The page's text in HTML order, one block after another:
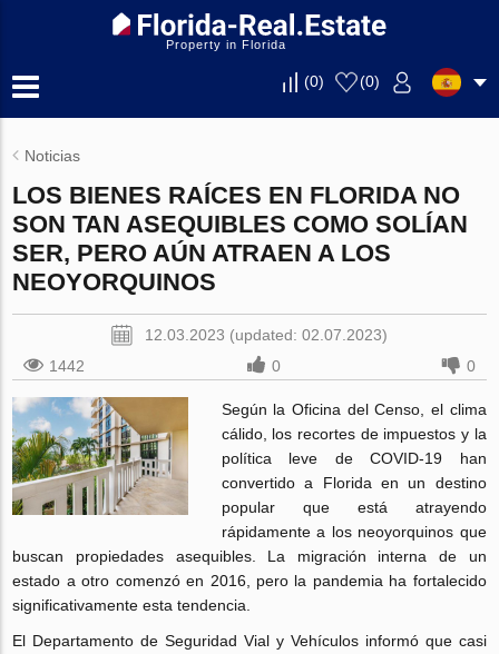
Property in Florida
(0) (0)
Noticias
LOS BIENES RAÍCES EN FLORIDA NO
SON TAN ASEQUIBLES COMO SOLÍAN
SER, PERO AÚN ATRAEN A LOS
NEOYORQUINOS
12.03.2023 (updated: 02.07.2023)
1442
0 0
Según la Oficina del Censo, el clima
cálido, los recortes de impuestos y la
política leve de COVID-19 han
convertido a Florida en un destino
popular que está atrayendo
rápidamente a los neoyorquinos que
buscan propiedades asequibles. La migración interna de un
estado a otro comenzó en 2016, pero la pandemia ha fortalecido
significativamente esta tendencia.
El Departamento de Seguridad Vial y Vehículos informó que casi